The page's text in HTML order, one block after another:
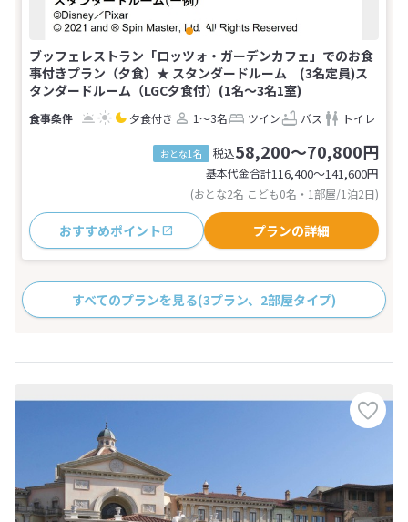
ブッフェレストラン「ロッツォ・ガーデンカフェ」でのお食
事付きプラン（夕食）★ スタンダードルーム (3名定員)ス
タンダードルーム（LGC夕食付）(1名～3名1室)
夕食付き 1～3名 ツイン バス トイレ
おとな1名 税込58,200～70,800円
基本代金合計116,400〜141,600円
(おとな2名 こども0名・1部屋/1泊2日)
おすすめポイント プランの詳細
すべてのプランを見る(3プラン、2部屋タイプ)